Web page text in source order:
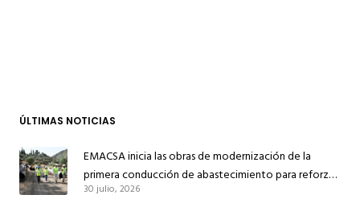
ÚLTIMAS NOTICIAS
EMACSA inicia las obras de modernización de la
primera conducción de abastecimiento para reforzar
el suministro de agua de Córdoba
30 julio, 2026